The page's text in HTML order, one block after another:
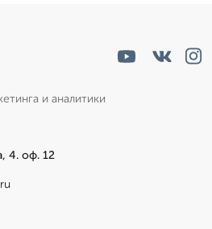
и аналитики
4. оф. 12